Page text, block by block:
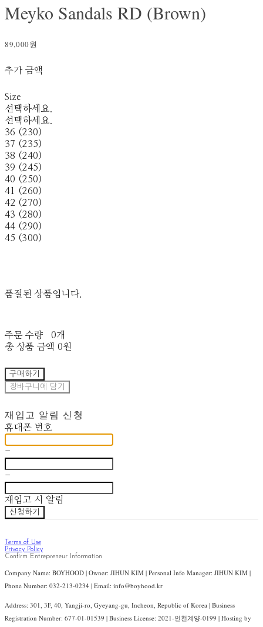
Meyko Sandals RD (Brown)
89,000원
추가 금액
Size
선택하세요.
선택하세요.
36 (230)
37 (235)
38 (240)
39 (245)
40 (250)
41 (260)
42 (270)
43 (280)
44 (290)
45 (300)
품절된 상품입니다.
주문 수량
0개
총 상품 금액 0원
구매하기
장바구니에 담기
재입고 알림 신청
휴대폰 번호
-
-
재입고 시 알림
신청하기
Terms of Use
Privacy Policy
Confirm Entrepreneur Information
Company Name: BOYHOOD | Owner: JIHUN KIM | Personal Info Manager: JIHUN KIM |
Phone Number: 032-213-0234 | Email: info@boyhood.kr
Address: 301, 3F, 40, Yangji-ro, Gyeyang-gu, Incheon, Republic of Korea | Business
Registration Number: 677-01-01539 | Business License: 2021-인천계양-0199 | Hosting by